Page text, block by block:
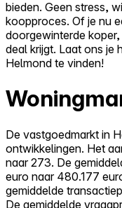
bieden. Geen stress,
koopproces. Of je nu
doorgewinterde
deal krijgt. Laat ons je
Helmond te vinden!
De vastgoedmarkt in
ontwikkelingen. Het
naar 273. De
euro naar 480.177
gemiddelde
De gemiddelde